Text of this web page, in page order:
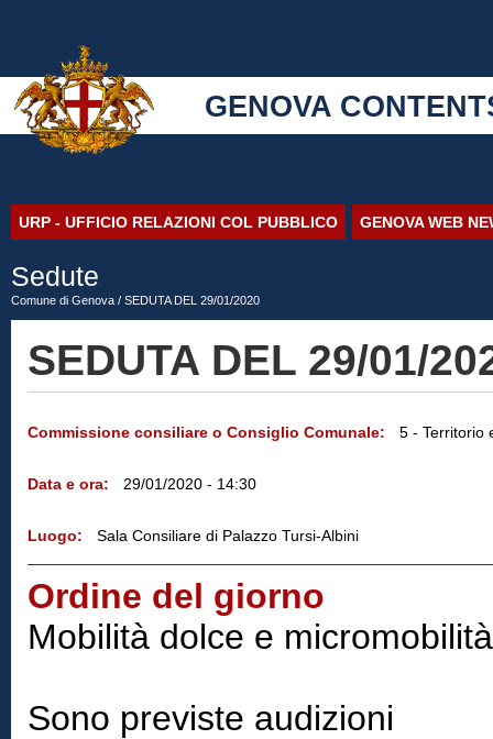
GENOVA
URP - UFFICIO RELAZIONI COL PUBBLICO GENOVA WEB
Sedute
Comune di Genova / SEDUTA DEL 29/01/2020
SEDUTA DEL 29/01/
Commissione consiliare o Consiglio Comunale: 5 - Territorio
Data e ora: 29/01/2020 - 14:30
Luogo: Sala Consiliare di Palazzo Tursi-Albini
Ordine del giorno
Mobilità dolce e
Sono previste audizioni